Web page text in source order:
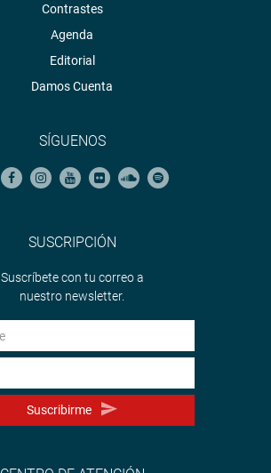
Contrastes
Agenda
Editorial
Damos Cuenta
SÍGUENOS
SUSCRIPCIÓN
Suscríbete con tu correo a
nuestro newsletter.
Suscribirme